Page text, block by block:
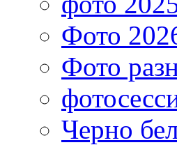
Фото
Фото
Черно